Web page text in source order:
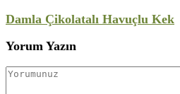
Damla Çikolatalı Havuçlu Kek
Yorum Yazın